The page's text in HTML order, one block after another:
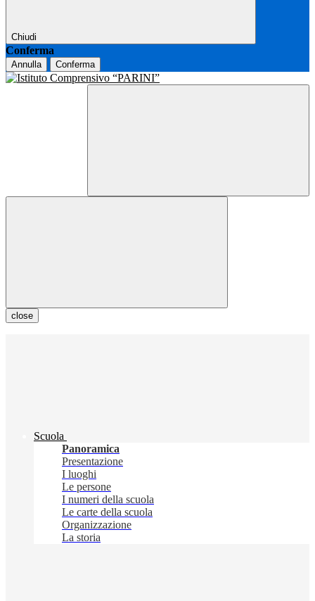
Chiudi
Conferma
Annulla Conferma
close
Scuola
Panoramica
Presentazione
I luoghi
Le persone
I numeri della scuola
Le carte della scuola
Organizzazione
La storia